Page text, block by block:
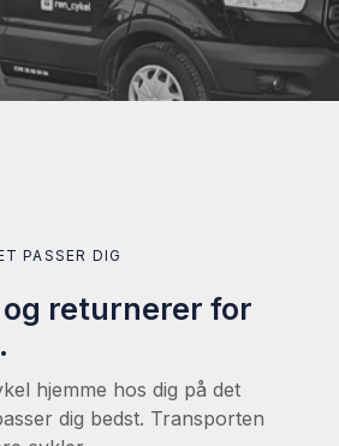
PASSER DIG
returnerer for
hjemme hos dig på det
dig bedst. Transporten